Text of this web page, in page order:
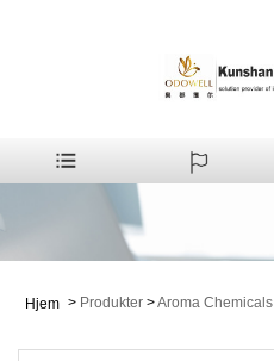
Hjem > Produkter >Aroma Chemicals